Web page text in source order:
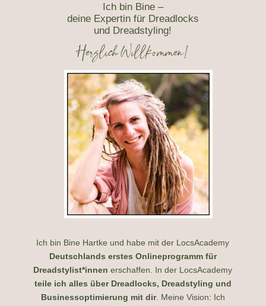
Ich bin Bine –
deine Expertin für Dreadlocks
und Dreadstyling!
Herzlich Willkommen!
Ich bin Bine Hartke und habe mit der LocsAcademy
Deutschlands erstes Onlineprogramm für
Dreadstylist*innen erschaffen. In der LocsAcademy
teile ich alles über Dreadlocks, Dreadstyling und
Businessoptimierung mit dir. Meine Vision: Ich